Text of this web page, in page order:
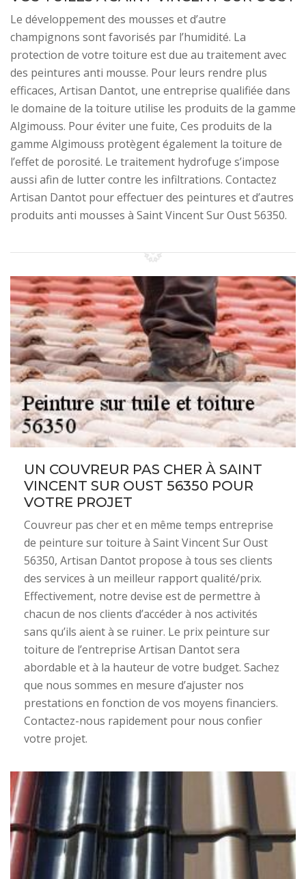
Le développement des mousses et d’autre
champignons sont favorisés par l’humidité. La
protection de votre toiture est due au traitement avec
des peintures anti mousse. Pour leurs rendre plus
efficaces, Artisan Dantot, une entreprise qualifiée dans
le domaine de la toiture utilise les produits de la gamme
Algimouss. Pour éviter une fuite, Ces produits de la
gamme Algimouss protègent également la toiture de
l’effet de porosité. Le traitement hydrofuge s’impose
aussi afin de lutter contre les infiltrations. Contactez
Artisan Dantot pour effectuer des peintures et d’autres
produits anti mousses à Saint Vincent Sur Oust 56350.
UN COUVREUR PAS CHER À SAINT
VINCENT SUR OUST 56350 POUR
VOTRE PROJET
Couvreur pas cher et en même temps entreprise
de peinture sur toiture à Saint Vincent Sur Oust
56350, Artisan Dantot propose à tous ses clients
des services à un meilleur rapport qualité/prix.
Effectivement, notre devise est de permettre à
chacun de nos clients d’accéder à nos activités
sans qu’ils aient à se ruiner. Le prix peinture sur
toiture de l’entreprise Artisan Dantot sera
abordable et à la hauteur de votre budget. Sachez
que nous sommes en mesure d’ajuster nos
prestations en fonction de vos moyens financiers.
Contactez-nous rapidement pour nous confier
votre projet.